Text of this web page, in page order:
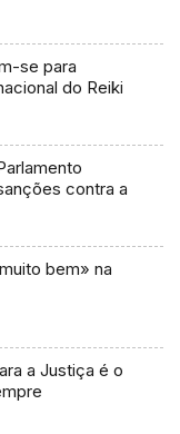
se para
do Reiki
contra a
bem» na
a Justiça é o